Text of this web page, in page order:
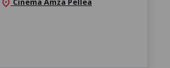
location_on